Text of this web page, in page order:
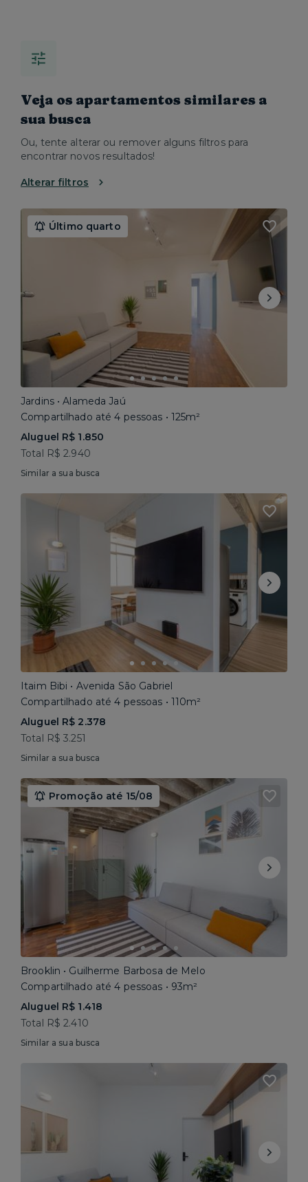
Veja os apartamentos similares a
sua busca
Ou, tente alterar ou remover alguns filtros para
encontrar novos resultados!
Alterar filtros
Último quarto
Jardins • Alameda Jaú
Compartilhado até 4 pessoas • 125m²
Aluguel R$ 1.850
Total R$ 2.940
Similar a sua busca
Itaim Bibi • Avenida São Gabriel
Compartilhado até 4 pessoas • 110m²
Aluguel R$ 2.378
Total R$ 3.251
Similar a sua busca
Promoção até 15/08
Brooklin • Guilherme Barbosa de Melo
Compartilhado até 4 pessoas • 93m²
Aluguel R$ 1.418
Total R$ 2.410
Similar a sua busca